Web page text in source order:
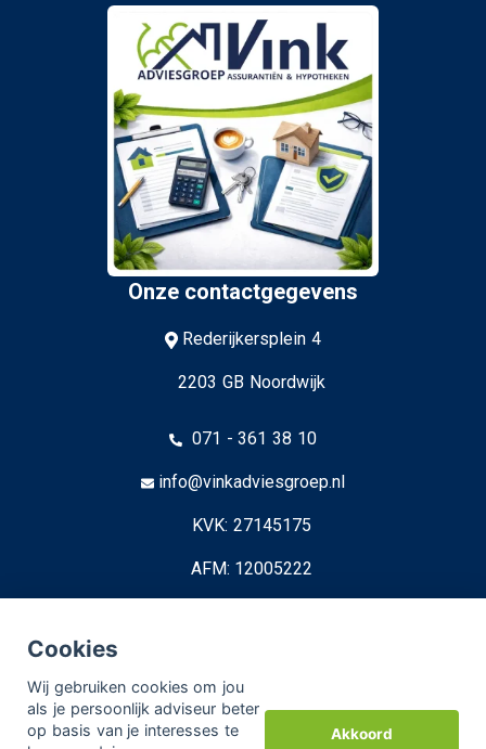
Cookies
Wij gebruiken cookies om jou
als je persoonlijk adviseur beter
op basis van je interesses te
Akkoord
Onze contactgegevens
Rederijkersplein 4
2203 GB Noordwijk
071 - 361 38 10
info@vinkadviesgroep.nl
KVK: 27145175
AFM: 12005222
Disclaimer